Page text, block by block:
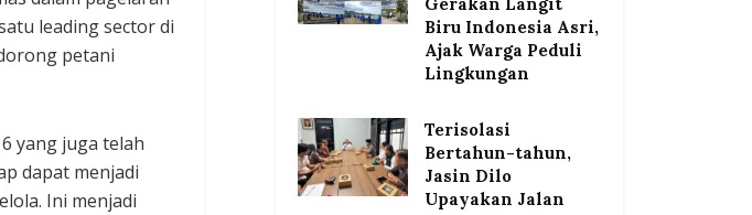
leading sector di
petani
yang juga telah
dapat menjadi
Ini menjadi
Biru Indonesia Asri,
Ajak Warga Peduli
Lingkungan
Terisolasi
Bertahun-tahun,
Jasin Dilo
Upayakan Jalan